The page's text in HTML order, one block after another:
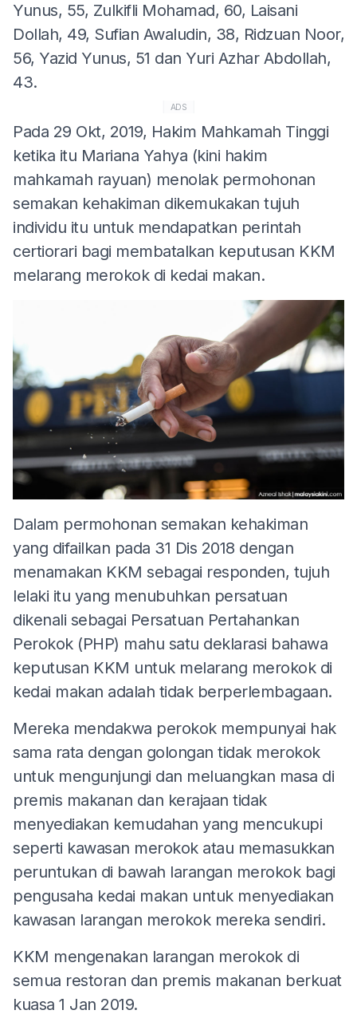
Yunus, 55, Zulkifli Mohamad, 60, Laisani
Dollah, 49, Sufian Awaludin, 38, Ridzuan Noor,
56, Yazid Yunus, 51 dan Yuri Azhar Abdollah,
43.
ADS
Pada 29 Okt, 2019, Hakim Mahkamah Tinggi
ketika itu Mariana Yahya (kini hakim
mahkamah rayuan) menolak permohonan
semakan kehakiman dikemukakan tujuh
individu itu untuk mendapatkan perintah
certiorari bagi membatalkan keputusan KKM
melarang merokok di kedai makan.
Dalam permohonan semakan kehakiman
yang difailkan pada 31 Dis 2018 dengan
menamakan KKM sebagai responden, tujuh
lelaki itu yang menubuhkan persatuan
dikenali sebagai Persatuan Pertahankan
Perokok (PHP) mahu satu deklarasi bahawa
keputusan KKM untuk melarang merokok di
kedai makan adalah tidak berperlembagaan.
Mereka mendakwa perokok mempunyai hak
sama rata dengan golongan tidak merokok
untuk mengunjungi dan meluangkan masa di
premis makanan dan kerajaan tidak
menyediakan kemudahan yang mencukupi
seperti kawasan merokok atau memasukkan
peruntukan di bawah larangan merokok bagi
pengusaha kedai makan untuk menyediakan
kawasan larangan merokok mereka sendiri.
KKM mengenakan larangan merokok di
semua restoran dan premis makanan berkuat
kuasa 1 Jan 2019.